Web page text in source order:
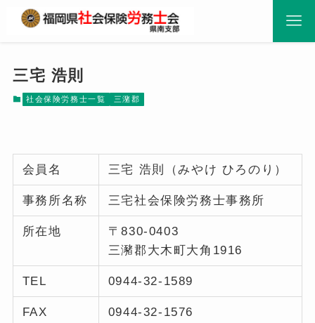
三宅 浩則
社会保険労務士一覧 三潴郡
会員名 三宅 浩則（みやけ ひろのり）
事務所名称 三宅社会保険労務士事務所
所在地
〒830-0403
三瀦郡大木町大角1916
TEL 0944-32-1589
FAX 0944-32-1576